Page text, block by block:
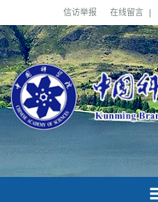
信访举报 在线留言